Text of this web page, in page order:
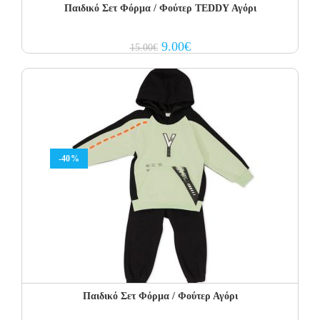
Παιδικό Σετ Φόρμα / Φούτερ TEDDY Αγόρι
15.00€ Original
price
15.00€.
9.00€Current
price
-40%
Παιδικό Σετ Φόρμα / Φούτερ Αγόρι